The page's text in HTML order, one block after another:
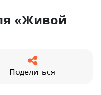
«Живой
Поделиться